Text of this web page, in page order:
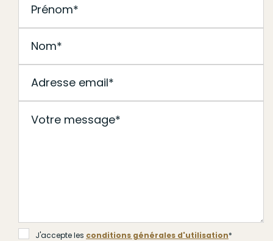
J'accepte les conditions générales d'utilisation*